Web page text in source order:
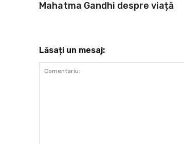
Mahatma Gandhi despre viață
Lăsați un mesaj: